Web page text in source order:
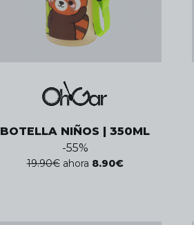
BOTELLA NIÑOS | 350ML
-55%
19.90€ ahora 8.90€